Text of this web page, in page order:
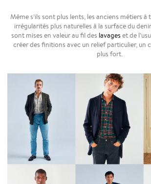
Même s’ils sont plus lents, les anciens métiers à
irrégularités plus naturelles à la surface du
sont mises en valeur au fil des lavages et de
créer des finitions avec un relief particulier, un
plus fort.